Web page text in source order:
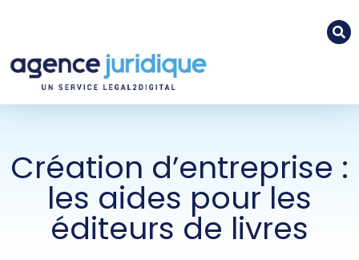
Création d’entreprise :
les aides pour les
éditeurs de livres